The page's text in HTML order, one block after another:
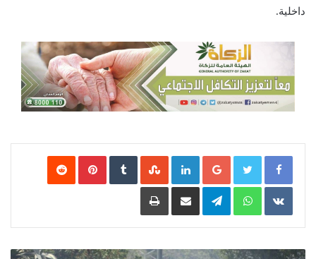
داخلية.
Google+
LinkedIn
‏StumbleUpon
‏VKontakte
WhatsApp
Telegram مشاركة عبر البريد طباعة